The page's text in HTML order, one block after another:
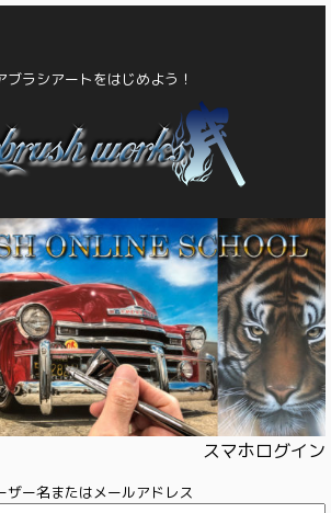
ブラシアートをはじめよう！
スマホログイン
ザー名またはメールアドレス